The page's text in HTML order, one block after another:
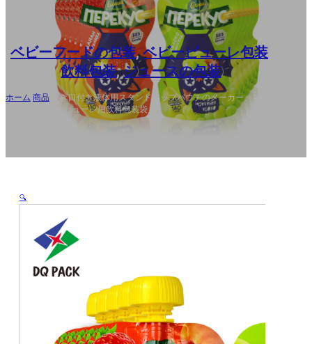
ベビーフードの包装,ベビーピューレ包装,
飲料包装,ジュースの包装
ホーム 商品
注ぎ口付き液体用スタンドアップパウチのメーカー、フル
ーツジュース・ピューレ用飲料包装袋
🔍